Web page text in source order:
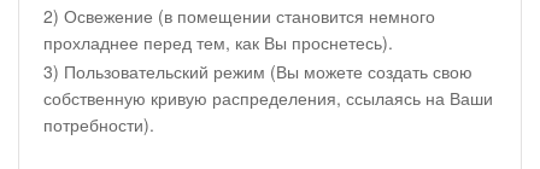
2) Освежение (в помещении становится немного
прохладнее перед тем, как Вы проснетесь).
3) Пользовательский режим (Вы можете создать свою
собственную кривую распределения, ссылаясь на Ваши
потребности).